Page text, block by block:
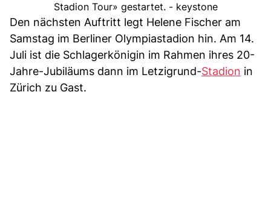
Stadion Tour» gestartet. - keystone
Den nächsten Auftritt legt Helene Fischer am
Samstag im Berliner Olympiastadion hin. Am 14.
Juli ist die Schlagerkönigin im Rahmen ihres 20-
Jahre-Jubiläums dann im Letzigrund-Stadion in
Zürich zu Gast.